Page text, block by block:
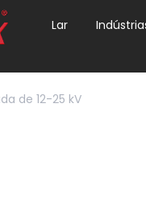
Lar
de 12-25 kV